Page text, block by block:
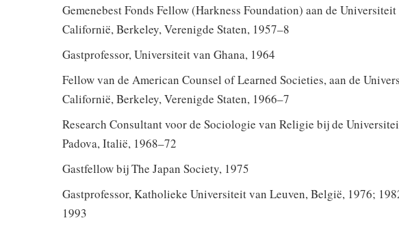
Gemenebest Fonds Fellow (Harkness Foundation) aan de Universiteit
Californië, Berkeley, Verenigde Staten, 1957–8
Gastprofessor, Universiteit van Ghana, 1964
Fellow van de American Counsel of Learned Societies, aan de
Californië, Berkeley, Verenigde Staten, 1966–7
Research Consultant voor de Sociologie van Religie bij de
Padova, Italië, 1968–72
Gastfellow bij The Japan Society, 1975
Gastprofessor, Katholieke Universiteit van Leuven, België, 1976;
1993